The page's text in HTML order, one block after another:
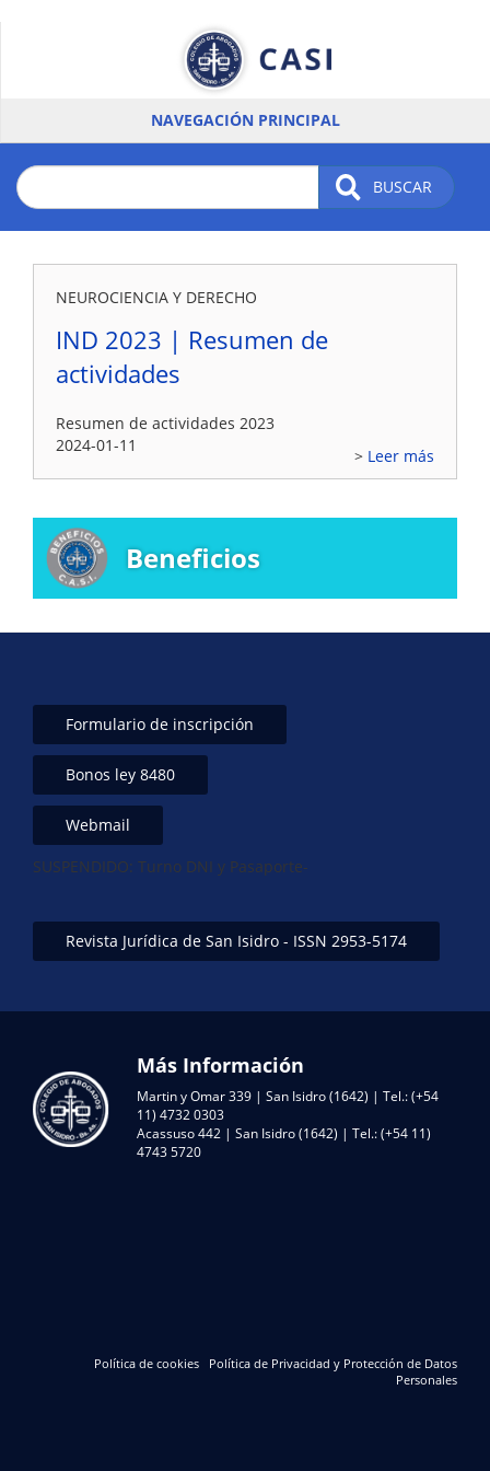
NAVEGACIÓN PRINCIPAL
BUSCAR
NEUROCIENCIA Y DERECHO
IND 2023 | Resumen de
actividades
Resumen de actividades 2023
2024-01-11
Leer más
Beneficios
Formulario de inscripción
Bonos ley 8480
Webmail
SUSPENDIDO: Turno DNI y Pasaporte-
Revista Jurídica de San Isidro - ISSN 2953-5174
Más Información
Martin y Omar 339 | San Isidro (1642) | Tel.: (+54
11) 4732 0303
Acassuso 442 | San Isidro (1642) | Tel.: (+54 11)
4743 5720
Política de cookies
Política de Privacidad y Protección de Datos
Personales